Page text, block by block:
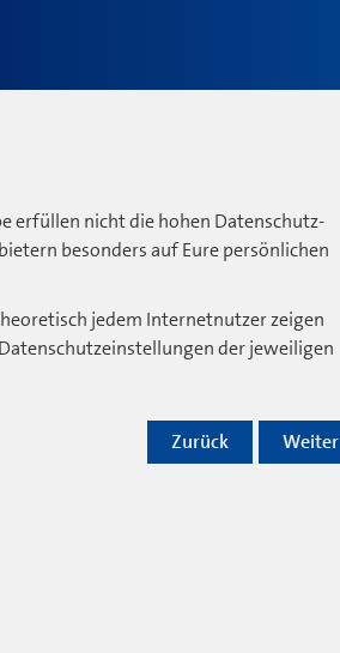
erfüllen nicht die hohen Datenschutz-
besonders auf Eure persönlichen
jedem Internetnutzer zeigen
der jeweiligen
Weiter
Zurück